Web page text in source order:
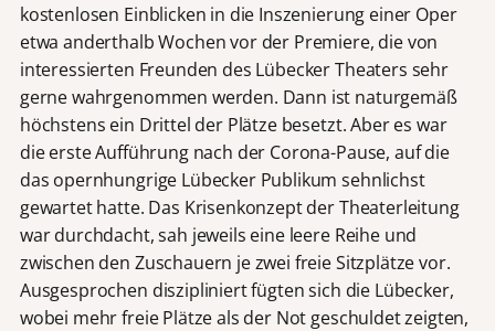
kostenlosen Einblicken in die Inszenierung einer Oper
etwa anderthalb Wochen vor der Premiere, die von
interessierten Freunden des Lübecker Theaters sehr
gerne wahrgenommen werden. Dann ist naturgemäß
höchstens ein Drittel der Plätze besetzt. Aber es war
die erste Aufführung nach der Corona-Pause, auf die
das opernhungrige Lübecker Publikum sehnlichst
gewartet hatte. Das Krisenkonzept der Theaterleitung
war durchdacht, sah jeweils eine leere Reihe und
zwischen den Zuschauern je zwei freie Sitzplätze vor.
Ausgesprochen diszipliniert fügten sich die Lübecker,
wobei mehr freie Plätze als der Not geschuldet zeigten,